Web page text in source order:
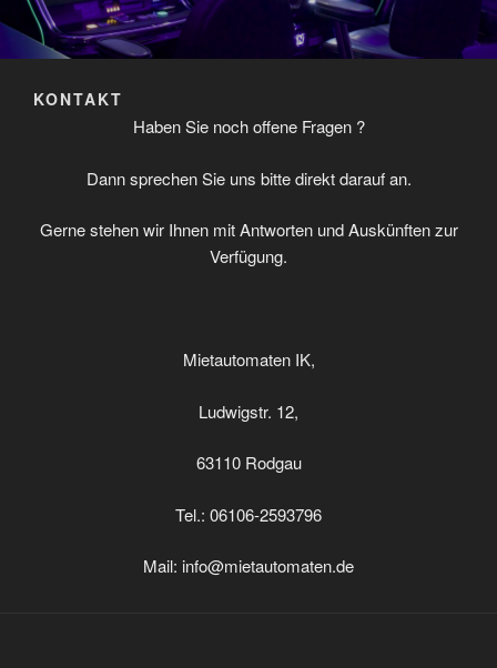
KONTAKT
Haben Sie noch offene Fragen ?
Dann sprechen Sie uns bitte direkt darauf an.
Gerne stehen wir Ihnen mit Antworten und Auskünften zur
Verfügung.
Mietautomaten IK,
Ludwigstr. 12,
63110 Rodgau
Tel.: 06106-2593796
Mail: info@mietautomaten.de